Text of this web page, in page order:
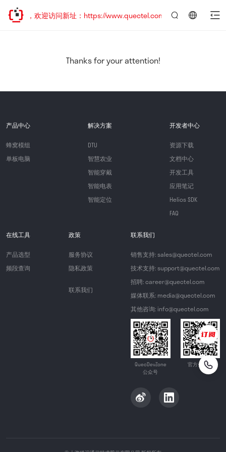
已迁移，欢迎访问新址：https://www.quectel.com.cn
Thanks for your attention!
产品中心
蜂窝模组
单板电脑
解决方案
DTU
智慧农业
智能穿戴
智能电表
智能定位
开发者中心
资源下载
文档中心
开发工具
应用笔记
Helios SDK
FAQ
在线工具
产品选型
频段查询
政策
服务协议
隐私政策
联系我们
联系我们
销售支持: sales@quectel.com
技术支持: support@quectel.com
招聘: career@quectel.com
媒体联系: media@quectel.com
其他咨询: info@quectel.com
QuecDevZone
公众号
官方公众号